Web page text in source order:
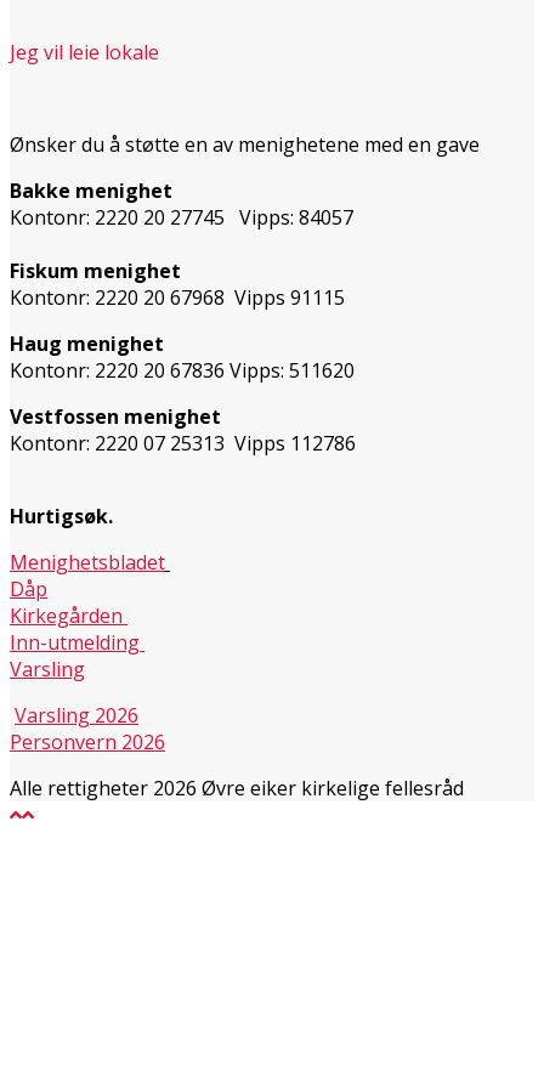
Jeg vil leie lokale
Ønsker du å støtte en av menighetene med en gave
Bakke menighet
Kontonr: 2220 20 27745 Vipps: 84057
Fiskum menighet
Kontonr: 2220 20 67968 Vipps 91115
Haug menighet
Kontonr: 2220 20 67836 Vipps: 511620
Vestfossen menighet
Kontonr: 2220 07 25313 Vipps 112786
Hurtigsøk.
Menighetsbladet
Dåp
Kirkegården
Inn-utmelding
Varsling
Varsling 2026
Personvern 2026
Alle rettigheter 2026 Øvre eiker kirkelige fellesråd